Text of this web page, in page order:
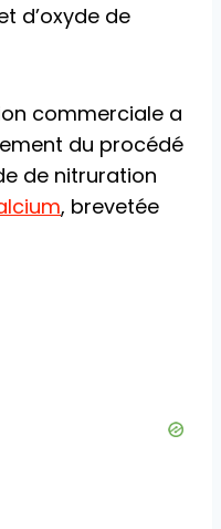
d’oxyde de
commerciale a
du procédé
de nitruration
, brevetée